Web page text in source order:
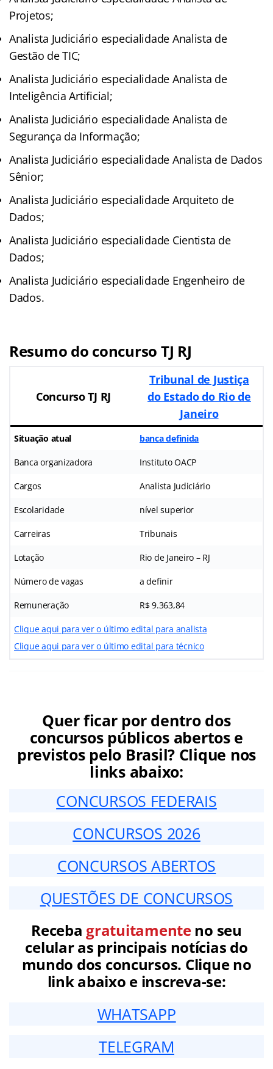
Projetos;
Analista Judiciário especialidade Analista de
Gestão de TIC;
Analista Judiciário especialidade Analista de
Inteligência Artificial;
Analista Judiciário especialidade Analista de
Segurança da Informação;
Analista Judiciário especialidade Analista de Dados
Sênior;
Analista Judiciário especialidade Arquiteto de
Dados;
Analista Judiciário especialidade Cientista de
Dados;
Analista Judiciário especialidade Engenheiro de
Dados.
Resumo do concurso TJ RJ
Concurso TJ RJ
Tribunal de Justiça
do Estado do Rio de
Janeiro
Situação atual banca definida
Banca organizadora Instituto OACP
Cargos Analista Judiciário
Escolaridade nível superior
Carreiras Tribunais
Lotação Rio de Janeiro – RJ
Número de vagas a definir
Remuneração R$ 9.363,84
Clique aqui para ver o último edital para analista
Clique aqui para ver o último edital para técnico
Quer ficar por dentro dos
concursos públicos abertos e
previstos pelo Brasil? Clique nos
links abaixo:
CONCURSOS FEDERAIS
CONCURSOS 2026
CONCURSOS ABERTOS
QUESTÕES DE CONCURSOS
Receba gratuitamenteno seu
celular as principais notícias do
mundo dos concursos. Clique no
link abaixo e inscreva-se:
WHATSAPP
TELEGRAM